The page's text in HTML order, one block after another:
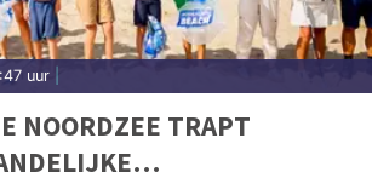
uur
NOORDZEE TRAPT